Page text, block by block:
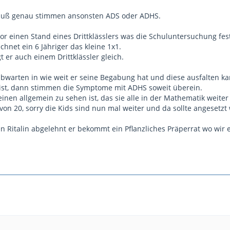
genau stimmen ansonsten ADS oder ADHS.
einen Stand eines Drittklässlers was die Schuluntersuchung
ein 6 Jähriger das kleine 1x1.
er auch einem Drittklässler gleich.
in wie weit er seine Begabung hat und diese ausfalten
dann stimmen die Symptome mit ADHS soweit überein.
allgemein zu sehen ist, das sie alle in der Mathematik
20, sorry die Kids sind nun mal weiter und da sollte angesetzt
Ritalin abgelehnt er bekommt ein Pflanzliches Präperrat wo wir